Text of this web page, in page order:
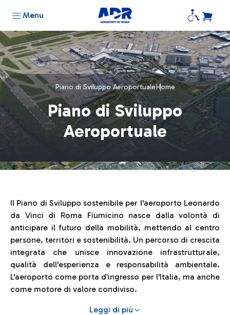
Menu
Piano di Sviluppo AeroportualeHome
Piano di Sviluppo
Aeroportuale
Il Piano di Sviluppo sostenibile per l'aeroporto Leonardo
da Vinci di Roma Fiumicino nasce dalla volontà di
anticipare il futuro della mobilità, mettendo al centro
persone, territori e sostenibilità. Un percorso di crescita
integrata che unisce innovazione infrastrutturale,
qualità dell'esperienza e responsabilità ambientale.
L'aeroporto come porta d’ingresso per l'Italia, ma anche
come motore di valore condiviso.
Leggi di più